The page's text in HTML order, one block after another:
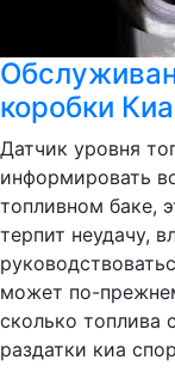
коробки
Датчик уровня
информировать
топливном баке,
терпит неудачу,
может по-
сколько топлива
раздатки киа